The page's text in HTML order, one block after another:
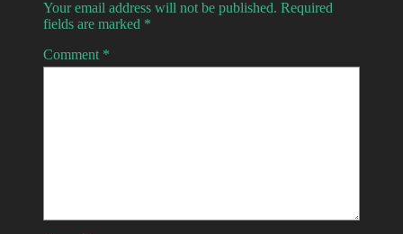
Your email address will not be published. Required
fields are marked *
Comment *